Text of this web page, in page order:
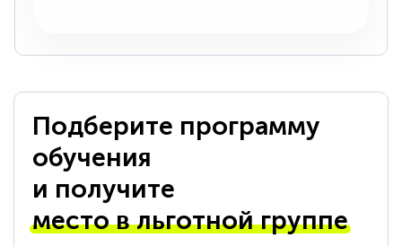
Подберите программу
обучения
и получите
место в льготной группе